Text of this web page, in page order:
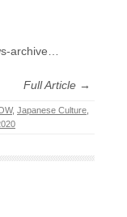
archive…
Full Article →
, Japanese Culture